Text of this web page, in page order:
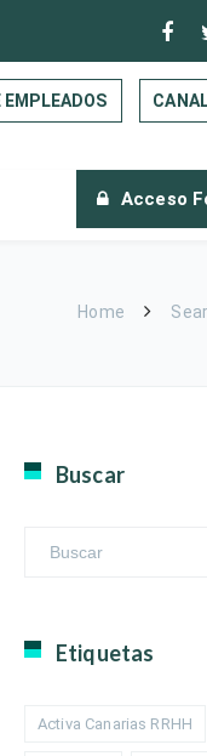
EMPLEADOS
Acceso
Home
Buscar
Etiquetas
Activa Canarias RRHH